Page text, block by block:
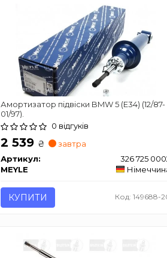
Амортизатор підвіски BMW 5 (E34) (12/87-
01/97).
0 відгуків
2 539 ₴
завтра
Артикул:
326 725
MEYLE
КУПИТИ Код: 149688-